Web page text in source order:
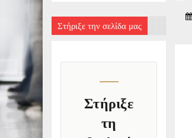
Στήριξε την σελίδα μας
Στήριξε
τη